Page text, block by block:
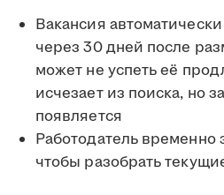
Вакансия
через 30 дней после
может не успеть её
исчезает из поиска, но
появляется
Работодатель временно
чтобы разобрать